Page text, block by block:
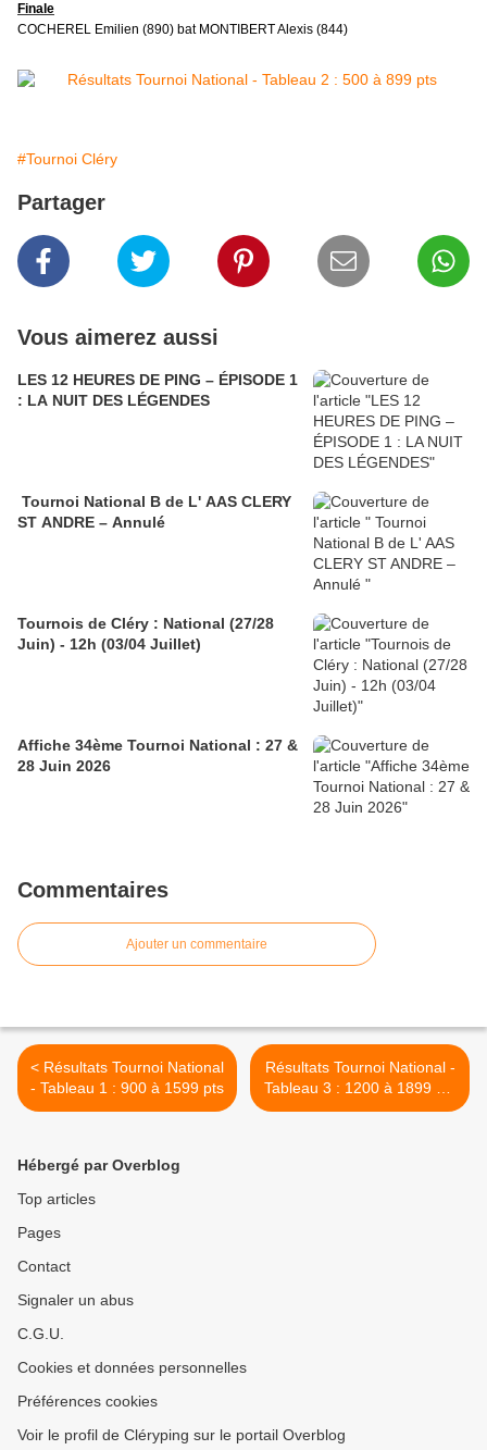
Finale
COCHEREL Emilien (890) bat MONTIBERT Alexis (844)
#Tournoi Cléry
Partager
Vous aimerez aussi
LES 12 HEURES DE PING – ÉPISODE 1
: LA NUIT DES LÉGENDES
Tournoi National B de L' AAS CLERY
ST ANDRE – Annulé
Tournois de Cléry : National (27/28
Juin) - 12h (03/04 Juillet)
Affiche 34ème Tournoi National : 27 &
28 Juin 2026
Commentaires
Ajouter un commentaire
< Résultats Tournoi National
- Tableau 1 : 900 à 1599 pts
Résultats Tournoi National -
Tableau 3 : 1200 à 1899 pts
>
Hébergé par Overblog
Top articles
Pages
Contact
Signaler un abus
C.G.U.
Cookies et données personnelles
Préférences cookies
Voir le profil de Cléryping sur le portail Overblog